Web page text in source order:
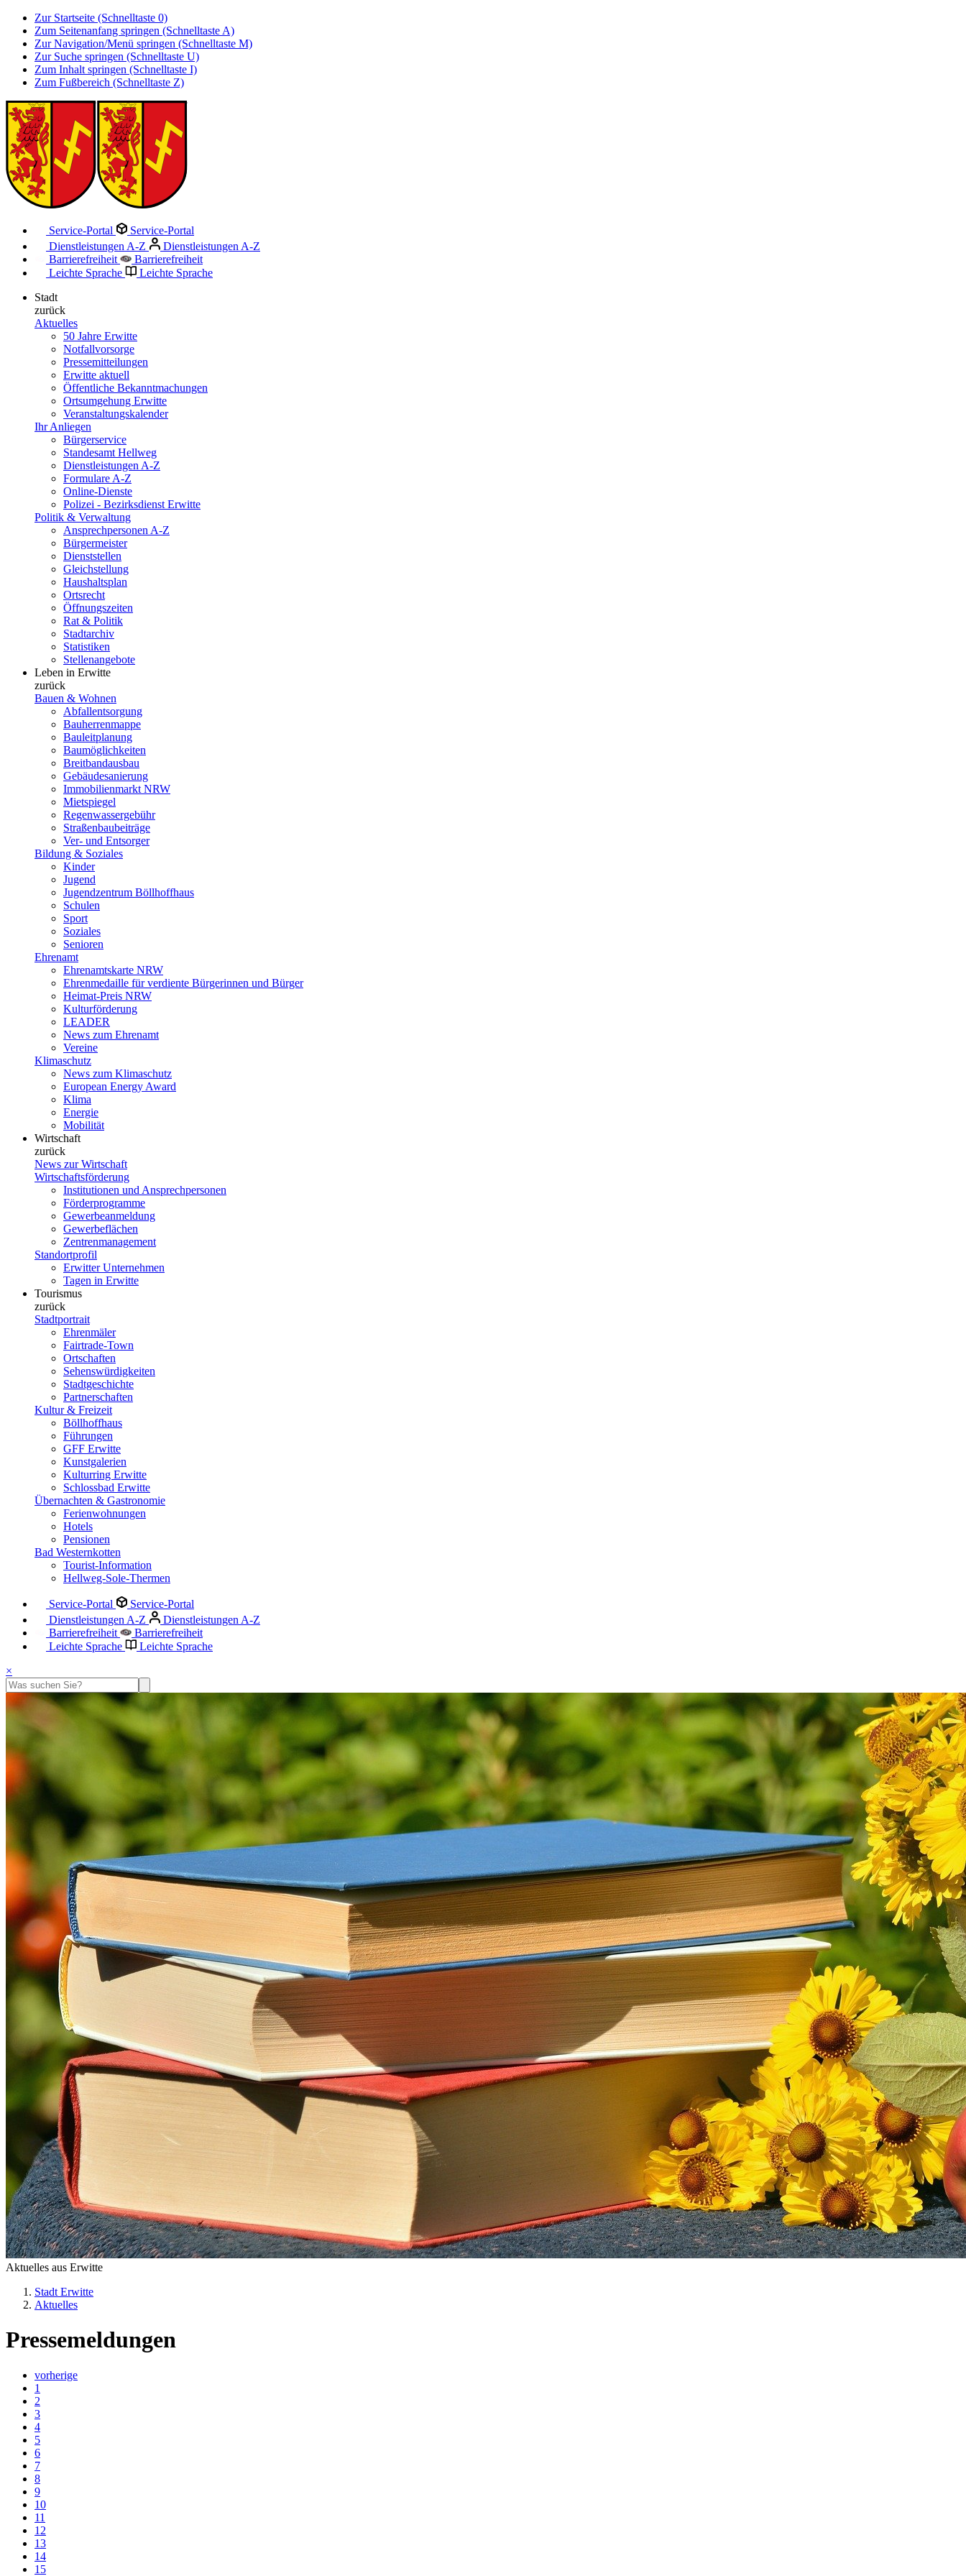
Zur Startseite (Schnelltaste 0)
Zum Seitenanfang springen (Schnelltaste A)
Zur Navigation/Menü springen (Schnelltaste M)
Zur Suche springen (Schnelltaste U)
Zum Inhalt springen (Schnelltaste I)
Zum Fußbereich (Schnelltaste Z)
Service-Portal
Service-Portal
Dienstleistungen A-Z
Dienstleistungen A-Z
Barrierefreiheit
Barrierefreiheit
Leichte Sprache
Leichte Sprache
Stadt
zurück
Aktuelles
50 Jahre Erwitte
Notfallvorsorge
Pressemitteilungen
Erwitte aktuell
Öffentliche Bekanntmachungen
Ortsumgehung Erwitte
Veranstaltungskalender
Ihr Anliegen
Bürgerservice
Standesamt Hellweg
Dienstleistungen A-Z
Formulare A-Z
Online-Dienste
Polizei - Bezirksdienst Erwitte
Politik & Verwaltung
Ansprechpersonen A-Z
Bürgermeister
Dienststellen
Gleichstellung
Haushaltsplan
Ortsrecht
Öffnungszeiten
Rat & Politik
Stadtarchiv
Statistiken
Stellenangebote
Leben in Erwitte
zurück
Bauen & Wohnen
Abfallentsorgung
Bauherrenmappe
Bauleitplanung
Baumöglichkeiten
Breitbandausbau
Gebäudesanierung
Immobilienmarkt NRW
Mietspiegel
Regenwassergebühr
Straßenbaubeiträge
Ver- und Entsorger
Bildung & Soziales
Kinder
Jugend
Jugendzentrum Böllhoffhaus
Schulen
Sport
Soziales
Senioren
Ehrenamt
Ehrenamtskarte NRW
Ehrenmedaille für verdiente Bürgerinnen und Bürger
Heimat-Preis NRW
Kulturförderung
LEADER
News zum Ehrenamt
Vereine
Klimaschutz
News zum Klimaschutz
European Energy Award
Klima
Energie
Mobilität
Wirtschaft
zurück
News zur Wirtschaft
Wirtschaftsförderung
Institutionen und Ansprechpersonen
Förderprogramme
Gewerbeanmeldung
Gewerbeflächen
Zentrenmanagement
Standortprofil
Erwitter Unternehmen
Tagen in Erwitte
Tourismus
zurück
Stadtportrait
Ehrenmäler
Fairtrade-Town
Ortschaften
Sehenswürdigkeiten
Stadtgeschichte
Partnerschaften
Kultur & Freizeit
Böllhoffhaus
Führungen
GFF Erwitte
Kunstgalerien
Kulturring Erwitte
Schlossbad Erwitte
Übernachten & Gastronomie
Ferienwohnungen
Hotels
Pensionen
Bad Westernkotten
Tourist-Information
Hellweg-Sole-Thermen
Service-Portal
Service-Portal
Dienstleistungen A-Z
Dienstleistungen A-Z
Barrierefreiheit
Barrierefreiheit
Leichte Sprache
Leichte Sprache
×
Aktuelles aus Erwitte
Stadt Erwitte
Aktuelles
Pressemeldungen
vorherige
1
2
3
4
5
6
7
8
9
10
11
12
13
14
15